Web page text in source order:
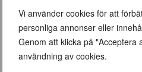
Vi använder cookies för att
personliga annonser eller
Genom att klicka på "Acceptera
användning av cookies.
ÖPPETTIDER
Vår (23 mars – 28
Vardagar 09:00 – 19:00
Lördag 10:00 – 16:00